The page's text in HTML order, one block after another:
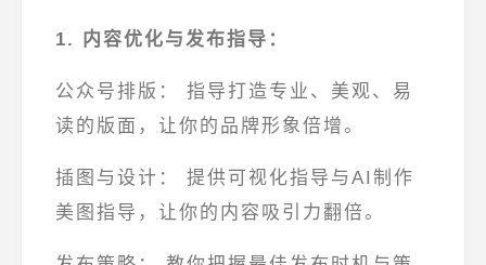
1. 内容优化与发布指导：
公众号排版： 指导打造 专业、美观、易
读 的版面，让你的品牌形象倍增。
插图与设计： 提供 可视化指导与AI制作
美图指导 ，让你的内容吸引力翻倍。